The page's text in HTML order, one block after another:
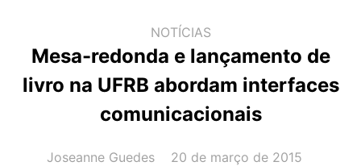
NOTÍCIAS
Mesa-redonda e lançamento de
livro na UFRB abordam interfaces
comunicacionais
AUTOR(A):
Joseanne Guedes DATA:
20 de março de 2015